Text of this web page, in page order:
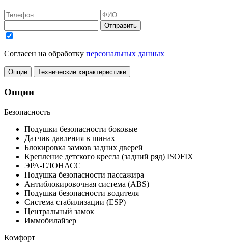
Отправить
Согласен на обработку персональных данных
Опции Технические характеристики
Опции
Безопасность
Подушки безопасности боковые
Датчик давления в шинах
Блокировка замков задних дверей
Крепление детского кресла (задний ряд) ISOFIX
ЭРА-ГЛОНАСС
Подушка безопасности пассажира
Антиблокировочная система (ABS)
Подушка безопасности водителя
Система стабилизации (ESP)
Центральный замок
Иммобилайзер
Комфорт